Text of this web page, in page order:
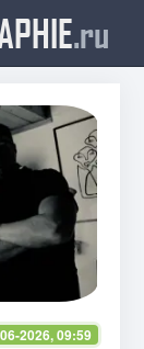
.ru
2026, 09:59